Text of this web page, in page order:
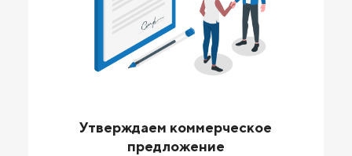
Утверждаем коммерческое
предложение